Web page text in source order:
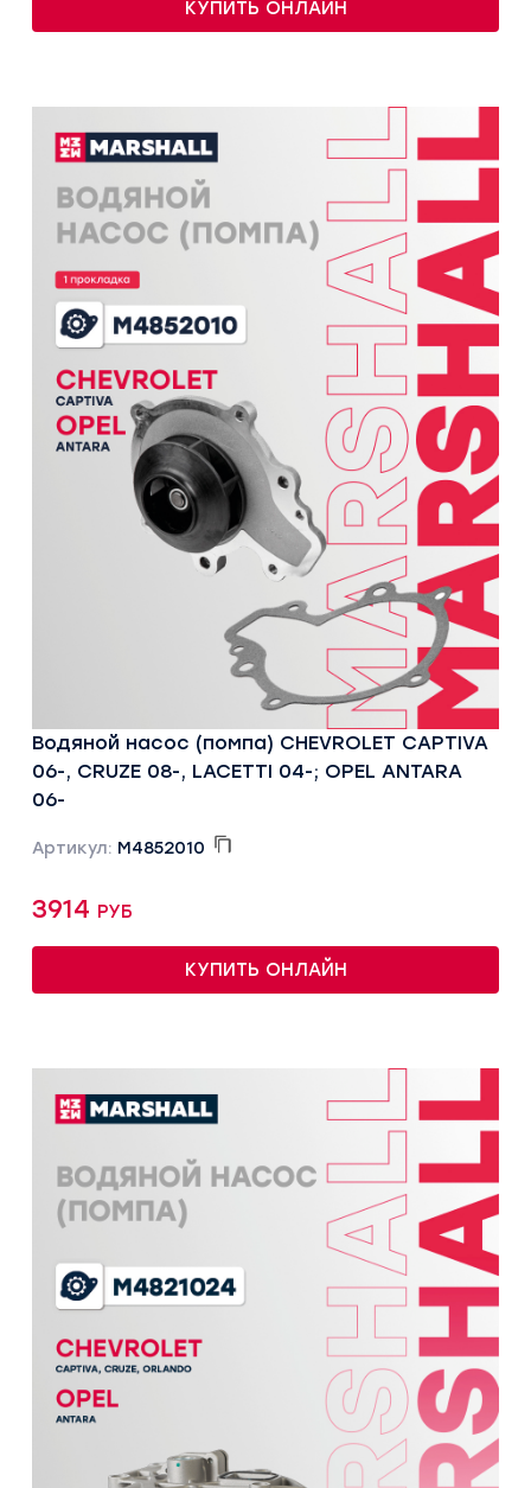
КУПИТЬ ОНЛАЙН
Водяной насос (помпа) CHEVROLET CAPTIVA
06-, CRUZE 08-, LACETTI 04-; OPEL ANTARA
06-
Артикул: M4852010
3914 руб
КУПИТЬ ОНЛАЙН